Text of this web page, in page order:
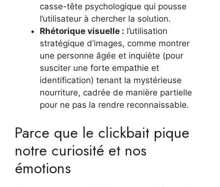
casse-tête psychologique qui pousse
l’utilisateur à chercher la solution.
Rhétorique visuelle : l’utilisation
stratégique d’images, comme montrer
une personne âgée et inquiète (pour
susciter une forte empathie et
identification) tenant la mystérieuse
nourriture, cadrée de manière partielle
pour ne pas la rendre reconnaissable.
Parce que le clickbait pique
notre curiosité et nos
émotions